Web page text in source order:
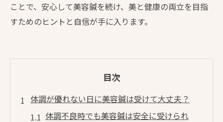
ことで、安心して美容鍼を続け、美と健康の両立を目指
すためのヒントと自信が手に入ります。
目次
体調が優れない日に美容鍼は受けて大丈夫？
体調不良時でも美容鍼は安全に受けられ